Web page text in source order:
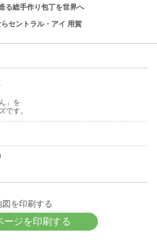
る総手作り包丁を世界へ
セントラル・アイ 用賀
」を
です。
図を印刷する
ージを印刷する